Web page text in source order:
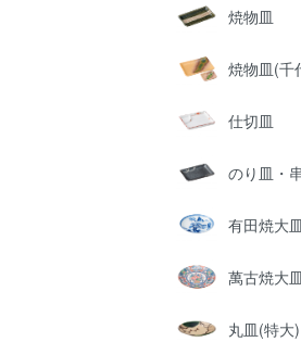
焼物皿
焼物皿(千
仕切皿
のり皿・
有田焼大皿
萬古焼大皿
丸皿(特大)